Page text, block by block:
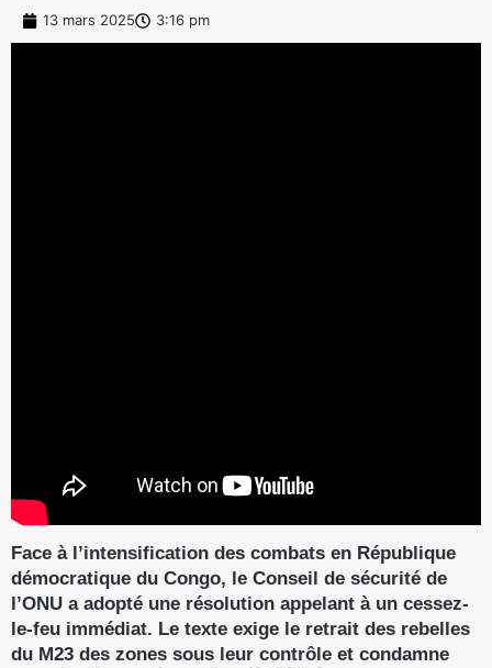
13 mars 2025 3:16 pm
Face à l’intensification des combats en République
démocratique du Congo, le Conseil de sécurité de
l’ONU a adopté une résolution appelant à un cessez-
le-feu immédiat. Le texte exige le retrait des rebelles
du M23 des zones sous leur contrôle et condamne